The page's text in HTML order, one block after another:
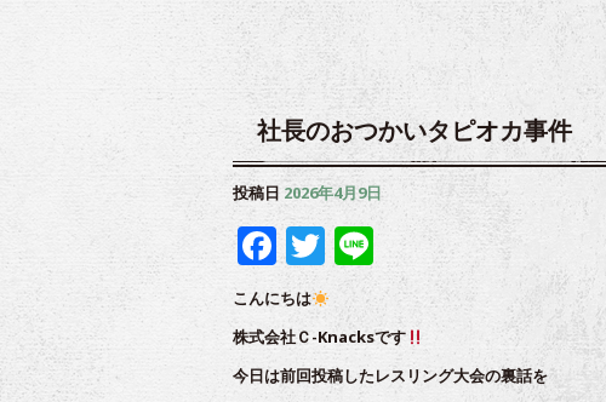
社長のおつかいタピオカ事件
投稿日 2026年4月9日
Facebook
Twitter
Line
こんにちは
株式会社Ｃ-Knacksです
今日は前回投稿したレスリング大会の裏話を